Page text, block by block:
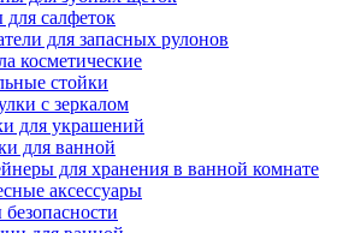
для салфеток
для запасных рулонов
косметические
стойки
с зеркалом
для украшений
для ванной
для хранения в ванной комнате
аксессуары